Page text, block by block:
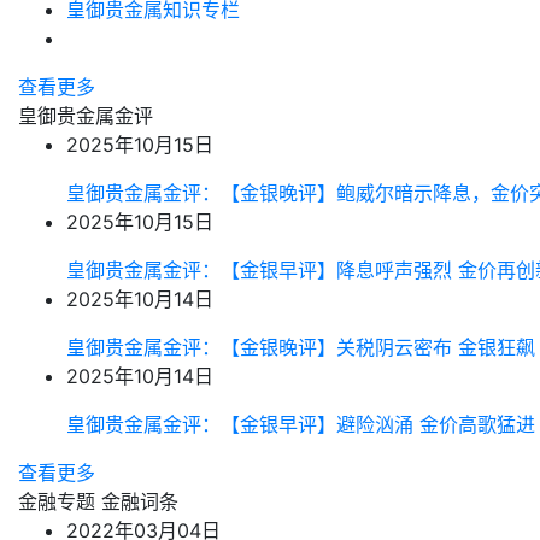
皇御贵金属知识专栏
查看更多
皇御贵金属金评
2025年10月15日
皇御贵金属金评：【金银晚评】鲍威尔暗示降息，金价
2025年10月15日
皇御贵金属金评：【金银早评】降息呼声强烈 金价再创
2025年10月14日
皇御贵金属金评：【金银晚评】关税阴云密布 金银狂飙
2025年10月14日
皇御贵金属金评：【金银早评】避险汹涌 金价高歌猛进
查看更多
金融专题 金融词条
2022年03月04日